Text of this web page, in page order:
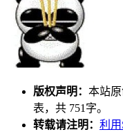
版权声明： 本站
表，共 751字。
转载请注明： 利